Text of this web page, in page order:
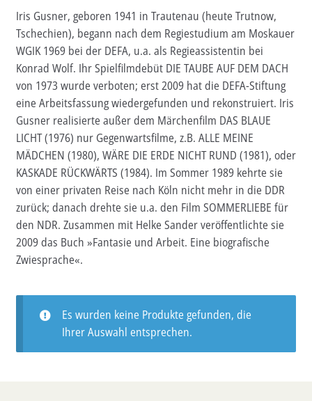
PROKLA
Open Access
Untermenü
öffnen
Film & Kultur
Untermenü
öffnen
Autor*innen
Aktuelles
Verlag
Handel
Service
Untermenü
öffnen
Newsletter
Iris Gusner, geboren 1941 in Trautenau (heute Trutnow,
Tschechien), begann nach dem Regiestudium am Moskauer
WGIK 1969 bei der DEFA, u.a. als Regieassistentin bei
Konrad Wolf. Ihr Spielfilmdebüt DIE TAUBE AUF DEM DACH
von 1973 wurde verboten; erst 2009 hat die DEFA-Stiftung
eine Arbeitsfassung wiedergefunden und rekonstruiert. Iris
Gusner realisierte außer dem Märchenfilm DAS BLAUE
LICHT (1976) nur Gegenwartsfilme, z.B. ALLE MEINE
MÄDCHEN (1980), WÄRE DIE ERDE NICHT RUND (1981), oder
KASKADE RÜCKWÄRTS (1984). Im Sommer 1989 kehrte sie
von einer privaten Reise nach Köln nicht mehr in die DDR
zurück; danach drehte sie u.a. den Film SOMMERLIEBE für
den NDR. Zusammen mit Helke Sander veröffentlichte sie
2009 das Buch »Fantasie und Arbeit. Eine biografische
Zwiesprache«.
Es wurden keine Produkte gefunden, die
Ihrer Auswahl entsprechen.